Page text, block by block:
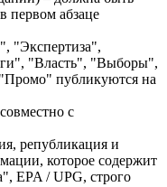
первом абзаце
"Экспертиза",
"Власть", "Выборы",
публикуются на
с
републикация и
которое содержит
EPA / UPG, строго